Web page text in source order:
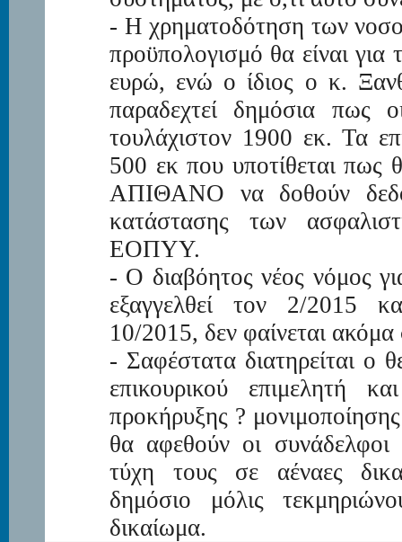
- Η χρηματοδότηση των
προϋπολογισμό θα είναι
ευρώ, ενώ ο ίδιος ο κ.
παραδεχτεί δημόσια πως
τουλάχιστον 1900 εκ. Τα
500 εκ που υποτίθεται
ΑΠΙΘΑΝΟ να δοθούν
κατάστασης των
ΕΟΠΥΥ.
- Ο διαβόητος νέος νόμος
εξαγγελθεί τον 2/2015
10/2015, δεν φαίνεται ακόμα
- Σαφέστατα διατηρείται ο
επικουρικού επιμελητή
προκήρυξης ?
θα αφεθούν οι συνάδελφοι
τύχη τους σε αέναες
δημόσιο μόλις
δικαίωμα.